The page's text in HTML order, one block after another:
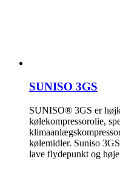
SUNISO 3GS
SUNISO® 3GS er
kølekompressorolie,
kølemidler. Suniso
lave flydepunkt og